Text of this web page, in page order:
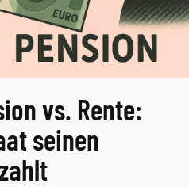
vs. Rente:
seinen